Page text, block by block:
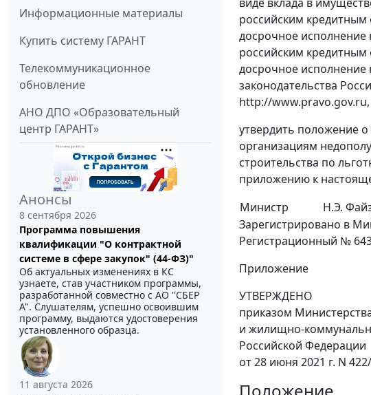
Информационные материалы
Купить систему ГАРАНТ
Телекоммуникационное
обновление
АНО ДПО «Образовательный
центр ГАРАНТ»
Анонсы
8 сентября 2026
Программа повышения
квалификации "О контрактной
системе в сфере закупок" (44-ФЗ)"
Об актуальных изменениях в КС
узнаете, став участником программы,
разработанной совместно с АО ''СБЕР
А". Слушателям, успешно освоившим
программу, выдаются удостоверения
установленного образца.
11 августа 2026
российским
досрочное исполнение
российским
досрочное исполнение
законодательства
http://www.pravo.gov.ru,
утвердить положение
организациям
строительства по
приложению к
Министр
Н.Э.
Зарегистрировано в
Регистрационный №
Приложение
УТВЕРЖДЕНО
приказом
и жилищно-
Российской Федерации
от 28 июня 2021 г. N